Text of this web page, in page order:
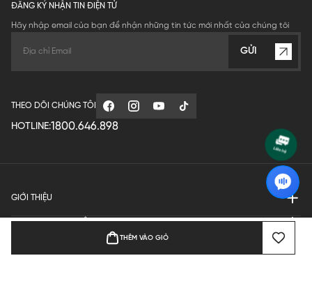
THÊM VÀO GIỎ
ĐĂNG KÝ NHẬN TIN ĐIỆN TỬ
Hãy nhập email của bạn để nhận những tin tức mới nhất của chúng tôi
GỬI
THEO DÕI CHÚNG TÔI
HOTLINE:1800.646.898
GIỚI THIỆU
QUY ĐỊNH HOẠT ĐỘNG